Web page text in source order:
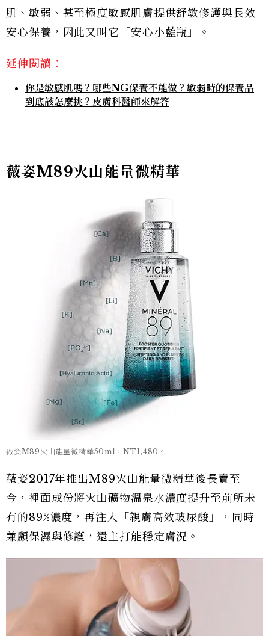
肌、敏弱、甚至極度敏感肌膚提供舒敏修護與長效
安心保養，因此又叫它「安心小藍瓶」。
延伸閱讀：
你是敏感肌嗎？哪些NG保養不能做？敏弱時的保養品
到底該怎麼挑？皮膚科醫師來解答
薇姿M89火山能量微精華
薇姿M89火山能量微精華50ml，NT1,480。
薇姿2017年推出M89火山能量微精華後長賣至
今，裡面成份將火山礦物溫泉水濃度提升至前所未
有的89%濃度，再注入「親膚高效玻尿酸」，同時
兼顧保濕與修護，還主打能穩定膚況。